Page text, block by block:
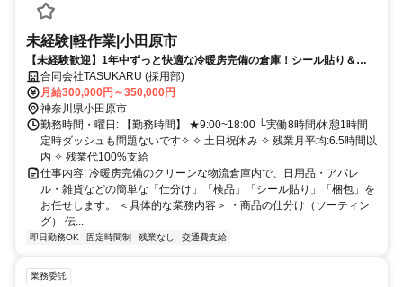
未経験|軽作業|小田原市
【未経験歓迎】1年中ずっと快適な冷暖房完備の倉庫！シール貼り＆仕
分けの超カンタンコツコツ軽作業
合同会社TASUKARU (採用部)
月給300,000円～350,000円
神奈川県小田原市
勤務時間・曜日: 【勤務時間】 ★9:00~18:00 └実働8時間/休憩1時間
定時ダッシュも問題ないです✧ ✧ 土日祝休み ✧ 残業月平均:6.5時間以
内 ✧ 残業代100%支給
仕事内容: 冷暖房完備のクリーンな物流倉庫内で、日用品・アパレ
ル・雑貨などの簡単な「仕分け」「検品」「シール貼り」「梱包」を
お任せします。 ＜具体的な業務内容＞ ・商品の仕分け（ソーティン
グ） 伝...
即日勤務OK 固定時間制 残業なし 交通費支給
業務委託